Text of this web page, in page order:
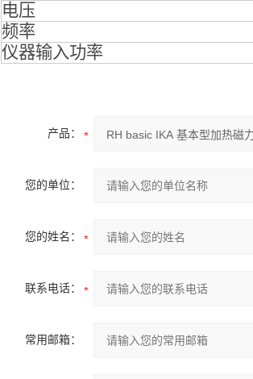
电压
频率
仪器输入功率
产品：
您的单位：
您的姓名：
联系电话：
常用邮箱：